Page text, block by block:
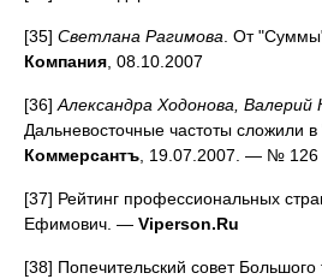
[35] Светлана Рагимова . От
Компания , 08.10.2007
[36] Александра Ходонова, Валерий
Дальневосточные частоты сложили
Коммерсантъ , 19.07.2007. — № 126
[37] Рейтинг профессиональных
Ефимович. — Viperson.Ru
[38] Попечительский совет